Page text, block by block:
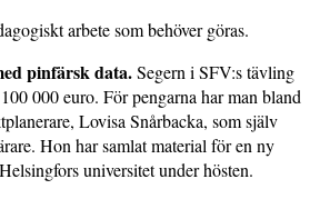
arbete som behöver göras.
pinfärsk data.Segern i SFV:s tävling
000 euro. För pengarna har man bland
Lovisa Snårbacka, som själv
Hon har samlat material för en ny
universitet under hösten.